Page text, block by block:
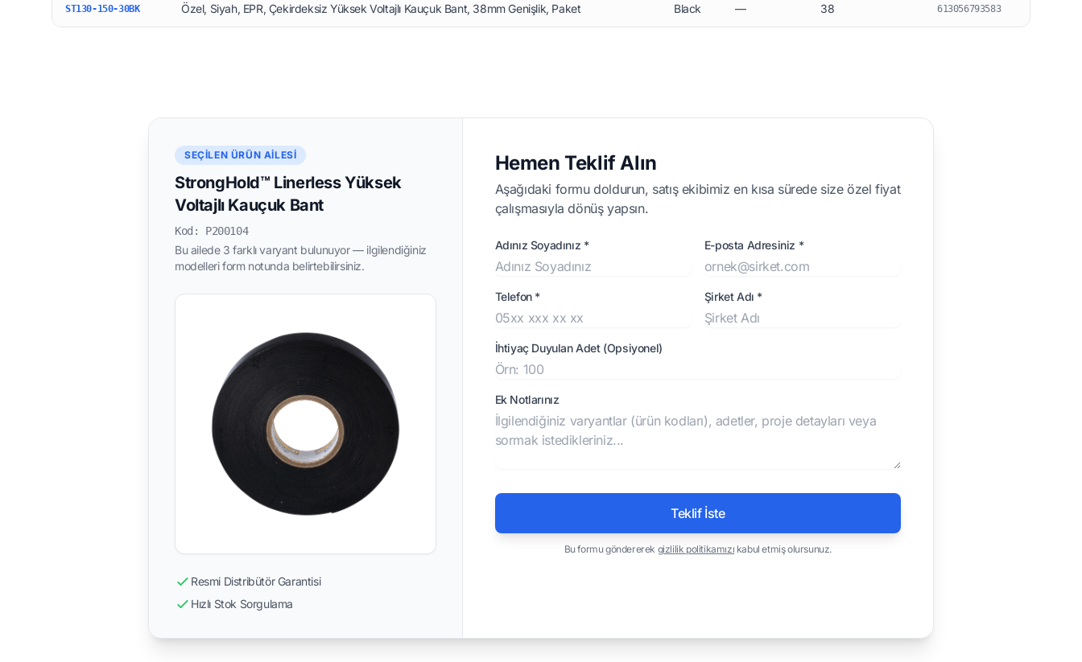
ST130-150-30BK Özel, Siyah, EPR, Çekirdeksiz Yüksek Voltajlı Kauçuk Bant, 38mm Genişlik, Paket Black — 38 613056793583
SEÇILEN ÜRÜN AILESI
StrongHold™ Linerless Yüksek
Voltajlı Kauçuk Bant
Kod: P200104
Bu ailede 3 farklı varyant bulunuyor — ilgilendiğiniz
modelleri form notunda belirtebilirsiniz.
Resmi Distribütör Garantisi
Hızlı Stok Sorgulama
Hemen Teklif Alın
Aşağıdaki formu doldurun, satış ekibimiz en kısa sürede size özel fiyat
çalışmasıyla dönüş yapsın.
Adınız Soyadınız * E-posta Adresiniz *
Telefon * Şirket Adı *
İhtiyaç Duyulan Adet (Opsiyonel)
Ek Notlarınız
Teklif İste
Bu formu göndererek gizlilik politikamızı kabul etmiş olursunuz.